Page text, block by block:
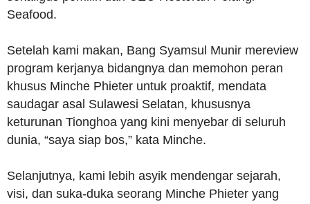
Seafood.
Setelah kami makan, Bang Syamsul Munir mereview
program kerjanya bidangnya dan memohon peran
khusus Minche Phieter untuk proaktif, mendata
saudagar asal Sulawesi Selatan, khususnya
keturunan Tionghoa yang kini menyebar di seluruh
dunia, “saya siap bos,” kata Minche.
Selanjutnya, kami lebih asyik mendengar sejarah,
visi, dan suka-duka seorang Minche Phieter yang